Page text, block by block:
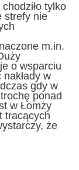
tylko
strefy nie
m.in.
o wsparciu
w
gdy w
ponad
w Łomży
tracących
że